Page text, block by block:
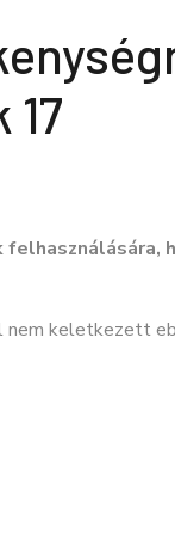
nem keletkezett